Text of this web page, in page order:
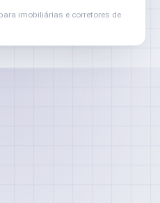
imobiliárias e corretores de